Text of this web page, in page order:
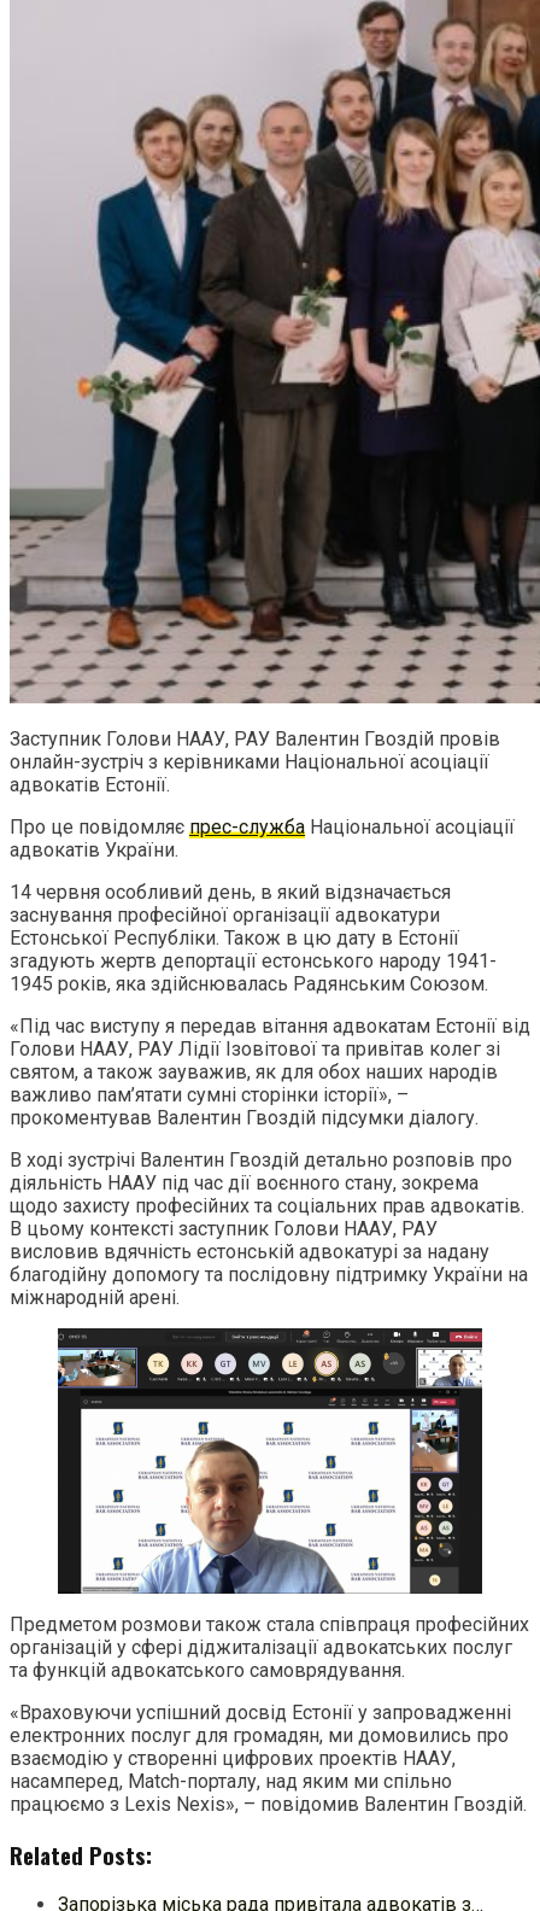
Заступник Голови НААУ, РАУ Валентин Гвоздій провів
онлайн-зустріч з керівниками Національної асоціації
адвокатів Естонії.
Про це повідомляє прес-служба Національної асоціації
адвокатів України.
14 червня особливий день, в який відзначається
заснування професійної організації адвокатури
Естонської Республіки. Також в цю дату в Естонії
згадують жертв депортації естонського народу 1941-
1945 років, яка здійснювалась Радянським Союзом.
«Під час виступу я передав вітання адвокатам Естонії від
Голови НААУ, РАУ Лідії Ізовітової та привітав колег зі
святом, а також зауважив, як для обох наших народів
важливо пам’ятати сумні сторінки історії», –
прокоментував Валентин Гвоздій підсумки діалогу.
В ході зустрічі Валентин Гвоздій детально розповів про
діяльність НААУ під час дії воєнного стану, зокрема
щодо захисту професійних та соціальних прав адвокатів.
В цьому контексті заступник Голови НААУ, РАУ
висловив вдячність естонській адвокатурі за надану
благодійну допомогу та послідовну підтримку України на
міжнародній арені.
Предметом розмови також стала співпраця професійних
організацій у сфері діджиталізації адвокатських послуг
та функцій адвокатського самоврядування.
«Враховуючи успішний досвід Естонії у запровадженні
електронних послуг для громадян, ми домовились про
взаємодію у створенні цифрових проектів НААУ,
насамперед, Match-порталу, над яким ми спільно
працюємо з Lexis Nexis», – повідомив Валентин Гвоздій.
Related Posts:
Запорізька міська рада привітала адвокатів з…